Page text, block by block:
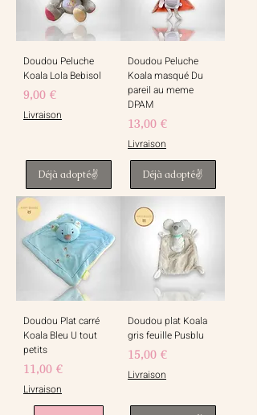
Doudou Peluche
Koala Lola Bebisol
Prix
9,00 €
Livraison
Déjà adopté✌️
Doudou Peluche
Koala masqué Du
pareil au meme
DPAM
Prix
13,00 €
Livraison
Déjà adopté✌️
Doudou Plat carré
Koala Bleu U tout
petits
Prix
11,00 €
Livraison
Doudou plat Koala
gris feuille Pusblu
Prix
15,00 €
Livraison